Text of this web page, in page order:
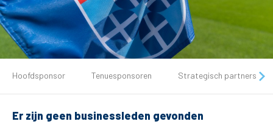
Tickets
Matchdays
Hoofdsponsor Tenuesponsoren Strategisch partners
Er zijn geen businessleden gevonden